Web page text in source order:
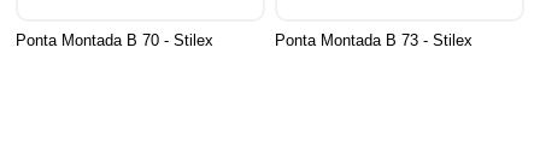
Ponta Montada B 70 - Stilex Ponta Montada B 73 - Stilex